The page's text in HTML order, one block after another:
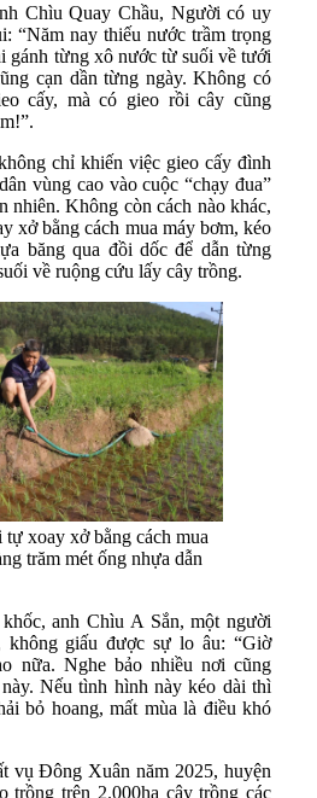
Chìu Quay Chầu, Người có uy
“Năm nay thiếu nước trầm trọng
gánh từng xô nước từ suối về tưới
cạn dần từng ngày. Không có
cấy, mà có gieo rồi cây cũng
chỉ khiến việc gieo cấy đình
vùng cao vào cuộc “chạy đua”
nhiên. Không còn cách nào khác,
xở bằng cách mua máy bơm, kéo
băng qua đồi dốc để dẫn từng
về ruộng cứu lấy cây trồng.
tự xoay xở bằng cách mua
trăm mét ống nhựa dẫn
anh Chìu A Sắn, một người
giấu được sự lo âu: “Giờ
nữa. Nghe bảo nhiều nơi cũng
Nếu tình hình này kéo dài thì
bỏ hoang, mất mùa là điều khó
vụ Đông Xuân năm 2025, huyện
trồng trên 2.000ha cây trồng các